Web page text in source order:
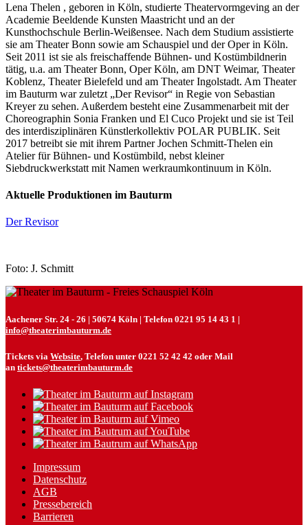
Lena Thelen , geboren in Köln, studierte Theatervormgeving an der
Academie Beeldende Kunsten Maastricht und an der
Kunsthochschule Berlin-Weißensee. Nach dem Studium assistierte
sie am Theater Bonn sowie am Schauspiel und der Oper in Köln.
Seit 2011 ist sie als freischaffende Bühnen- und Kostümbildnerin
tätig, u.a. am Theater Bonn, Oper Köln, am DNT Weimar, Theater
Koblenz, Theater Bielefeld und am Theater Ingolstadt. Am Theater
im Bauturm war zuletzt „Der Revisor“ in Regie von Sebastian
Kreyer zu sehen. Außerdem besteht eine Zusammenarbeit mit der
Choreographin Sonia Franken und El Cuco Projekt und sie ist Teil
des interdisziplinären Künstlerkollektiv POLAR PUBLIK. Seit
2017 betreibt sie mit ihrem Partner Jochen Schmitt-Thelen ein
Atelier für Bühnen- und Kostümbild, nebst kleiner
Siebdruckwerkstatt mit Namen werkraumkontinuum in Köln.
Aktuelle Produktionen im Bauturm
Der Revisor
Foto: J. Schmitt
Aachener Str. 24 - 26 | 50674 Köln | Telefon 0221 95 14 43 1 |
info@theaterimbauturm.de
Tickets via Website, Telefon unter 0221 52 42 42 oder Mail
an tickets@theaterimbauturm.de
Impressum
Datenschutz
AGB
Pressebereich
Barrieren